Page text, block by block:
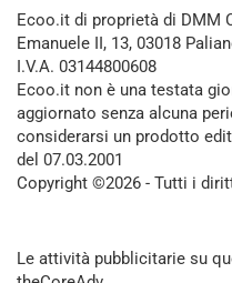
Ecoo.it di proprietà di DMM
Emanuele II, 13, 03018
I.V.A. 03144800608
Ecoo.it non è una testata
aggiornato senza alcuna
considerarsi un prodotto
del 07.03.2001
Copyright ©2026 - Tutti i
Le attività pubblicitarie su